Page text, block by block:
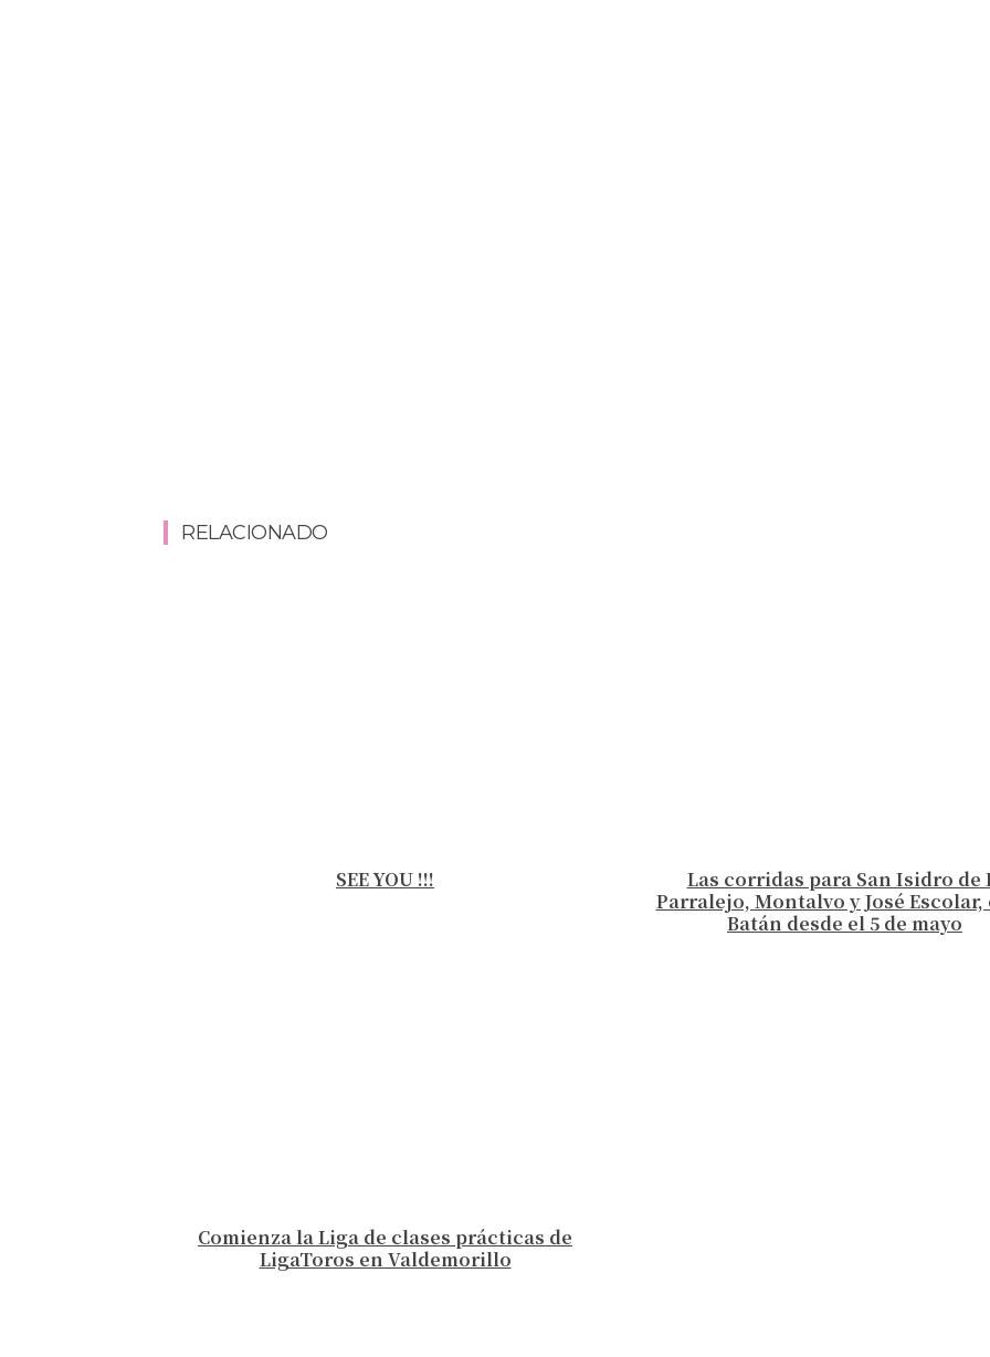
RELACIONADO
SEE YOU !!!
Las corridas para San Isidro de
Parralejo, Montalvo y José Escolar,
Batán desde el 5 de mayo
Comienza la Liga de clases prácticas de
LigaToros en Valdemorillo